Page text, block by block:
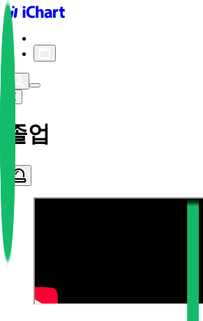
iChart logo
졸업